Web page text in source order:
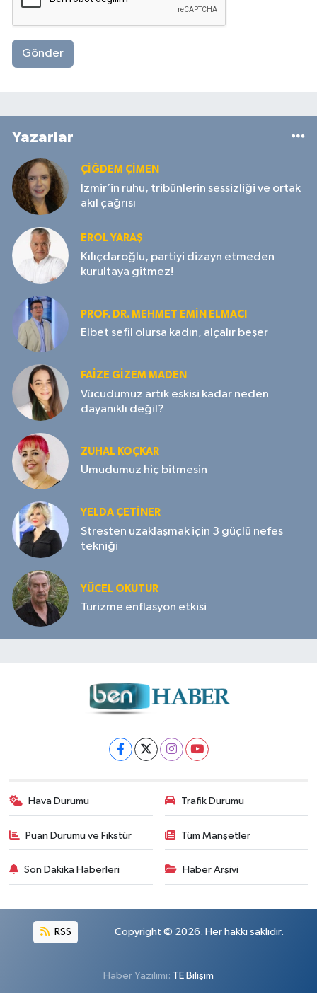
Gönder
Yazarlar
ÇIĞDEM ÇIMEN
İzmir’in ruhu, tribünlerin sessizliği ve ortak
akıl çağrısı
EROL YARAŞ
Kılıçdaroğlu, partiyi dizayn etmeden
kurultaya gitmez!
PROF. DR. MEHMET EMIN ELMACI
Elbet sefil olursa kadın, alçalır beşer
FAIZE GIZEM MADEN
Vücudumuz artık eskisi kadar neden
dayanıklı değil?
ZUHAL KOÇKAR
Umudumuz hiç bitmesin
YELDA ÇETİNER
Stresten uzaklaşmak için 3 güçlü nefes
tekniği
YÜCEL OKUTUR
Turizme enflasyon etkisi
Hava Durumu Trafik Durumu
Puan Durumu ve Fikstür Tüm Manşetler
Son Dakika Haberleri Haber Arşivi
RSS Copyright © 2026. Her hakkı saklıdır.
Haber Yazılımı: TE Bilişim